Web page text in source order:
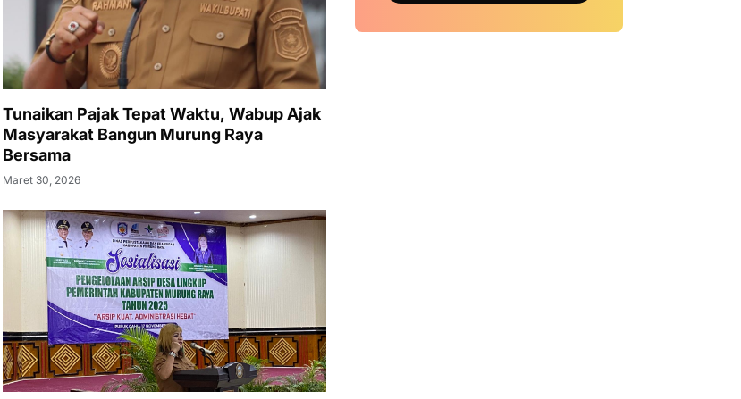
Tunaikan Pajak Tepat Waktu, Wabup Ajak
Masyarakat Bangun Murung Raya
Bersama
Maret 30, 2026